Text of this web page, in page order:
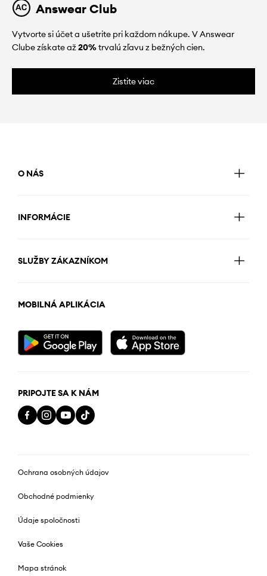
Answear Club
Vytvorte si účet a ušetrite pri každom nákupe. V Answear
Clube získate až20%trvalú zľavu z bežných cien.
Zistite viac
O NÁS
INFORMÁCIE
SLUŽBY ZÁKAZNÍKOM
MOBILNÁ APLIKÁCIA
PRIPOJTE SA K NÁM
Ochrana osobných údajov
Obchodné podmienky
Údaje spoločnosti
Vaše Cookies
Mapa stránok